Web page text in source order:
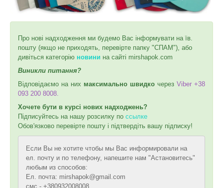
Про нові надходження ми будемо Вас інформувати на їв.
пошту (якщо не приходять, перевірте папку "СПАМ"), або
дивіться категорію новини на сайті mirshapok.com
Виникли питання?
Відповідаємо на них максимально швидко через Viber +38
093 200 8008.
Хочете бути в курсі нових надходжень?
Підписуйтесь на нашу розсилку по ссылке
Обов'язково перевірте пошту і підтвердіть вашу підписку!
Если Вы не хотите чтобы мы Вас информировали на
ел. почту и по телефону, напешите нам "Астановитесь"
любым из способов:
Ел. почта: mirshapok@gmail.com
смс - +380932008008